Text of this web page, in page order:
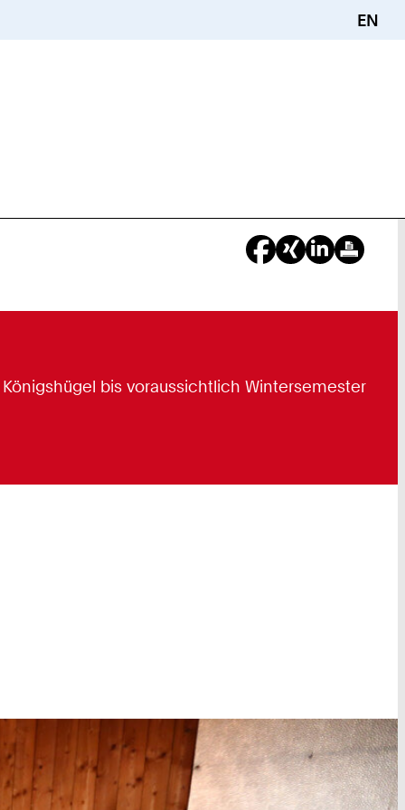
EN
bis voraussichtlich Wintersemester